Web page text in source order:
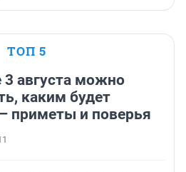
ТОП 5
3 августа можно
каким будет
приметы и поверья